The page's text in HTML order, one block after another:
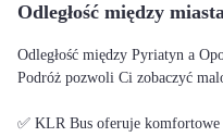
Odległość między
Odległość między Pyriatyn a
Podróż pozwoli Ci zobaczyć
✅ KLR Bus oferuje komfortowe